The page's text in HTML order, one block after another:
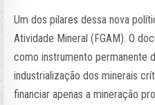
Um dos pilares dessa nova
Atividade Mineral (FGAM). O
como instrumento permanente
industrialização dos minerais
financiar apenas a mineração